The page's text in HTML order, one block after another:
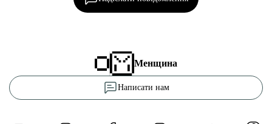
Менщина
Написати нам